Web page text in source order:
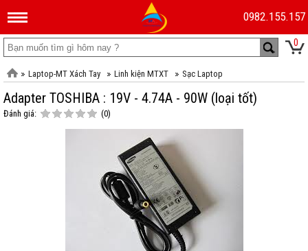
0982.155.157
0
Laptop-MT Xách Tay Linh kiện MTXT Sạc Laptop
Adapter TOSHIBA : 19V - 4.74A - 90W (loại tốt)
Đánh giá: (0)